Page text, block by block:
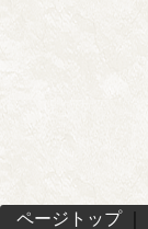
ページトップ｜